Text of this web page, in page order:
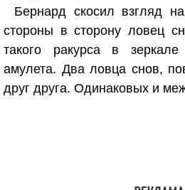
Бернард скосил взгляд
стороны в сторону ловец
такого ракурса в
амулета. Два ловца снов,
друг друга. Одинаковых и